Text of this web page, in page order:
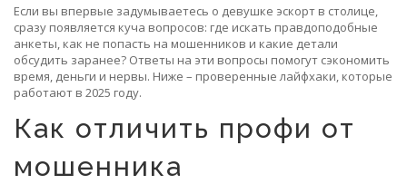
Если вы впервые задумываетесь о девушке эскорт в столице,
сразу появляется куча вопросов: где искать правдоподобные
анкеты, как не попасть на мошенников и какие детали
обсудить заранее? Ответы на эти вопросы помогут сэкономить
время, деньги и нервы. Ниже – проверенные лайфхаки, которые
работают в 2025 году.
Как отличить профи от
мошенника